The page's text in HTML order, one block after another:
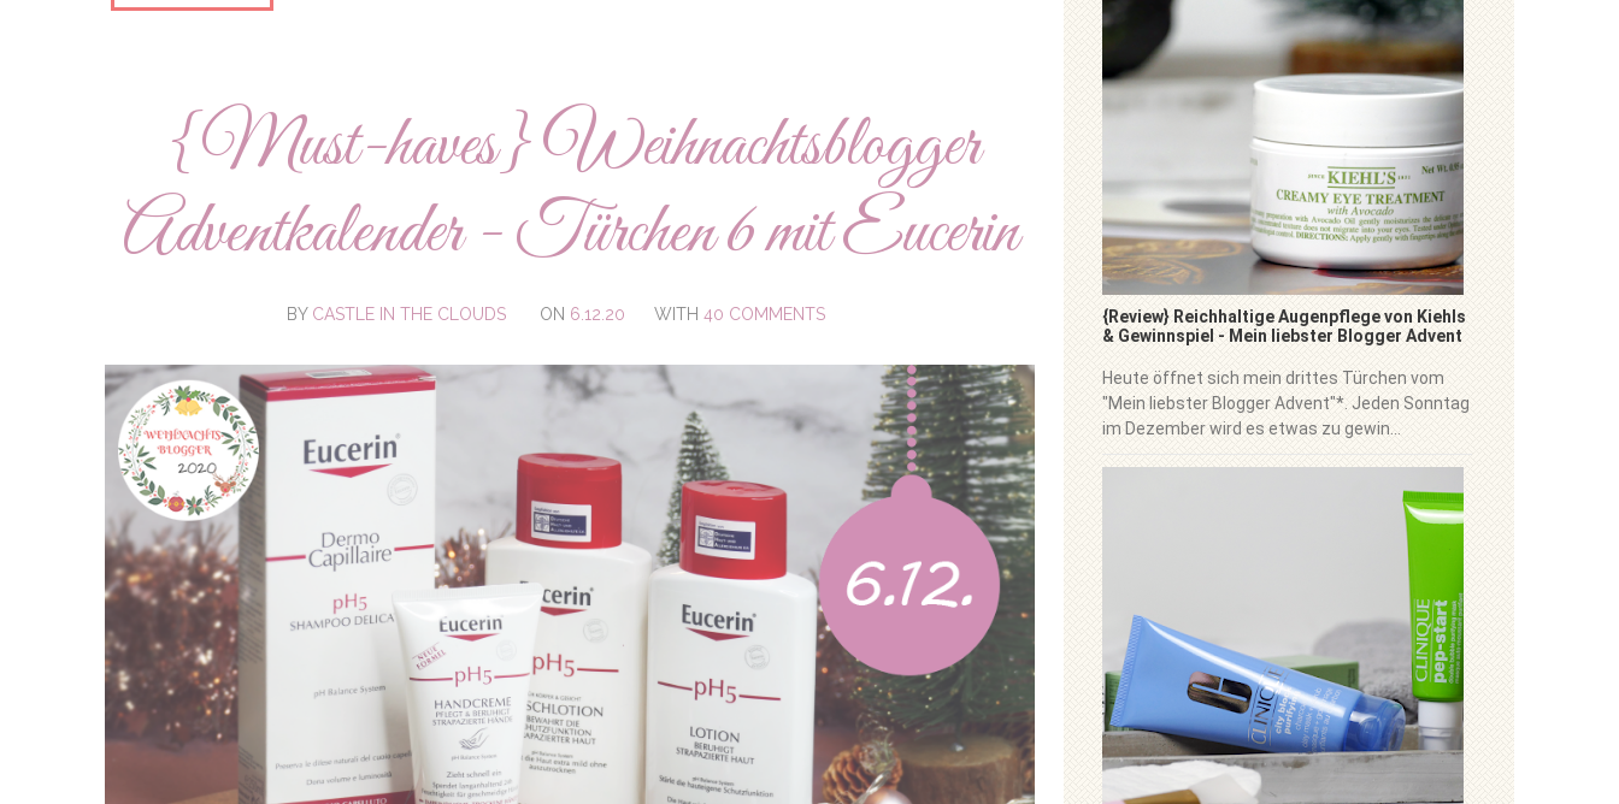
{Must-haves} Weihnachtsblogger
Adventkalender - Türchen 6 mit Eucerin
BY CASTLE IN THE CLOUDS ON 6.12.20 WITH 40 COMMENTS
{Review} Reichhaltige Augenpflege von Kiehls
& Gewinnspiel - Mein liebster Blogger Advent
Heute öffnet sich mein drittes Türchen vom
"Mein liebster Blogger Advent"*. Jeden Sonntag
im Dezember wird es etwas zu gewin...